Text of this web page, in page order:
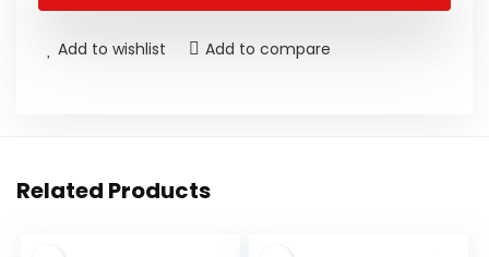
Add to wishlist Add to compare
Related Products